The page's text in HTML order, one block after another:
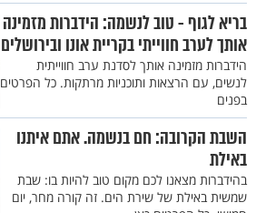
בריא לגוף - טוב לנשמה: הידברות מזמינה
אותך לערב חווייתי בקריית אונו ובירושלים
הידברות מזמינה אותך לסדנת ערב חווייתית
לנשים, עם הרצאות ותוכניות מרתקות. כל הפרטים
בפנים
השבת הקרובה: חם בנשמה. אתם איתנו
באילת
בהידברות מצאנו לכם מקום טוב להיות בו: שבת
שמשית באילת של שירת הים. זה קורה מחר, יום